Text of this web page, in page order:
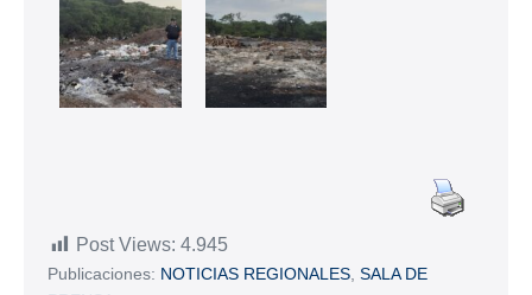
Post Views: 4.945
Publicaciones: NOTICIAS REGIONALES SALA DE